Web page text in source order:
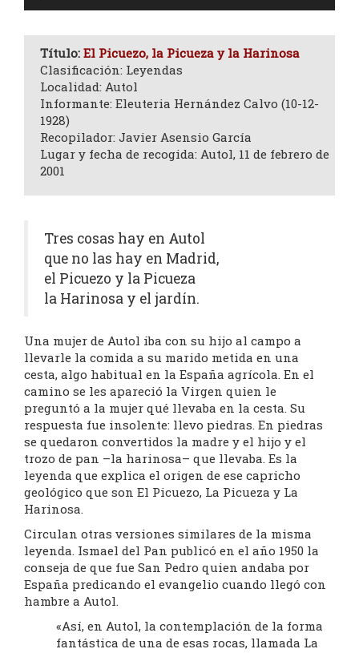
Título: El Picuezo, la Picueza y la Harinosa
Clasificación: Leyendas
Localidad: Autol
Informante: Eleuteria Hernández Calvo (10-12-
1928)
Recopilador: Javier Asensio García
Lugar y fecha de recogida: Autol, 11 de febrero de
2001
Tres cosas hay en Autol
que no las hay en Madrid,
el Picuezo y la Picueza
la Harinosa y el jardín.
Una mujer de Autol iba con su hijo al campo a
llevarle la comida a su marido metida en una
cesta, algo habitual en la España agrícola. En el
camino se les apareció la Virgen quien le
preguntó a la mujer qué llevaba en la cesta. Su
respuesta fue insolente: llevo piedras. En piedras
se quedaron convertidos la madre y el hijo y el
trozo de pan –la harinosa– que llevaba. Es la
leyenda que explica el origen de ese capricho
geológico que son El Picuezo, La Picueza y La
Harinosa.
Circulan otras versiones similares de la misma
leyenda. Ismael del Pan publicó en el año 1950 la
conseja de que fue San Pedro quien andaba por
España predicando el evangelio cuando llegó con
hambre a Autol.
«Así, en Autol, la contemplación de la forma
fantástica de una de esas rocas, llamada La